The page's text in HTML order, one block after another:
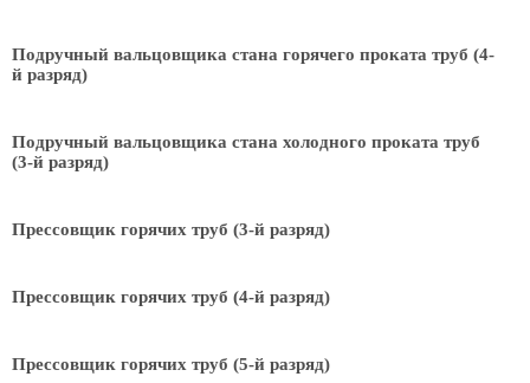
Подручный вальцовщика стана горячего проката труб (4-
й разряд)
Подручный вальцовщика стана холодного проката труб
(3-й разряд)
Прессовщик горячих труб (3-й разряд)
Прессовщик горячих труб (4-й разряд)
Прессовщик горячих труб (5-й разряд)